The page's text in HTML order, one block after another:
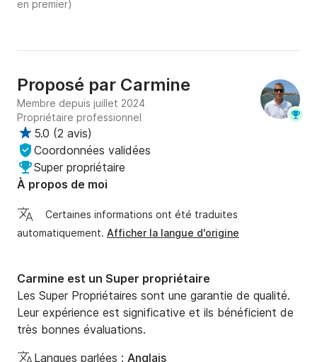
en premier)
Proposé par Carmine
Membre depuis juillet 2024
Propriétaire professionnel
5.0 (2 avis)
Coordonnées validées
Super propriétaire
À propos de moi
Certaines informations ont été traduites
automatiquement. Afficher la langue d'origine
Carmine est un Super propriétaire
Les Super Propriétaires sont une garantie de qualité.
Leur expérience est significative et ils bénéficient de
très bonnes évaluations.
Langues parlées : Anglais